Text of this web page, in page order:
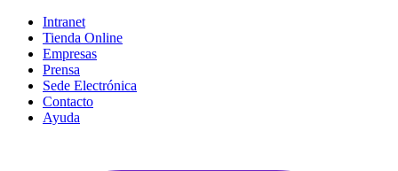
Intranet
Tienda Online
Empresas
Prensa
Sede Electrónica
Contacto
Ayuda